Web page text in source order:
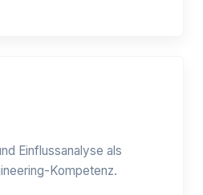
Einflussanalyse als
Kompetenz.